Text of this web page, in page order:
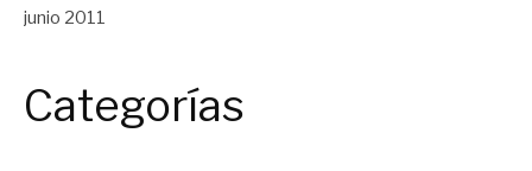
junio 2011
Categorías